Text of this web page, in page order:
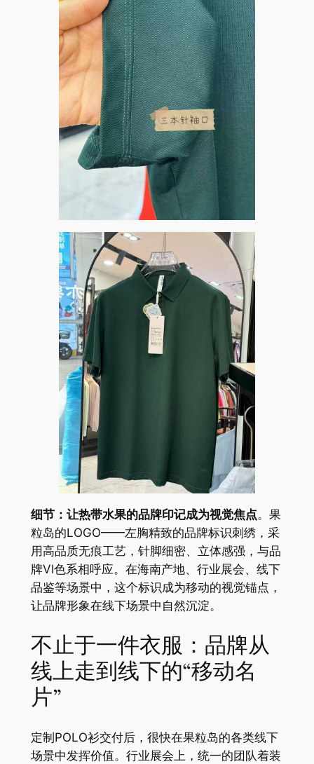
细节：让热带水果的品牌印记成为视觉焦点。果
粒岛的LOGO——左胸精致的品牌标识刺绣，采
用高品质无痕工艺，针脚细密、立体感强，与品
牌VI色系相呼应。在海南产地、行业展会、线下
品鉴等场景中，这个标识成为移动的视觉锚点，
让品牌形象在线下场景中自然沉淀。
不止于一件衣服：品牌从
线上走到线下的“移动名
片”
定制POLO衫交付后，很快在果粒岛的各类线下
场景中发挥价值。行业展会上，统一的团队着装